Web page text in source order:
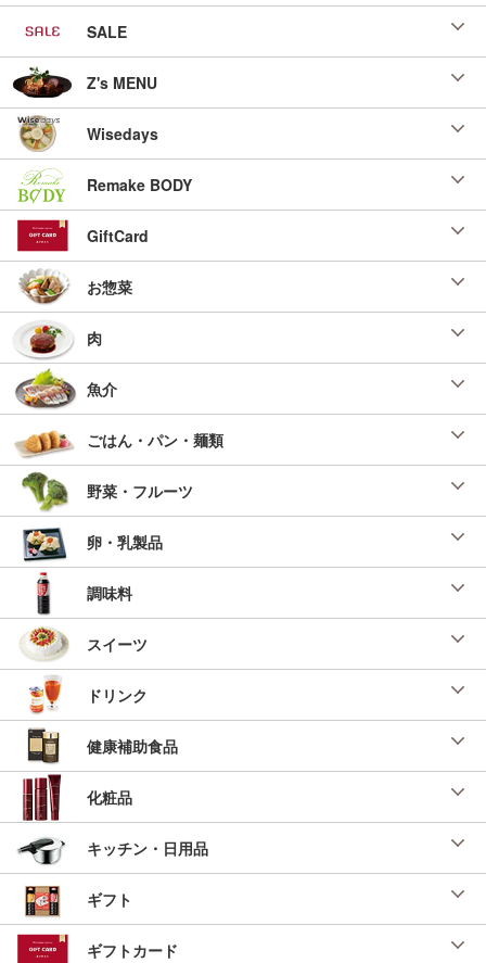
投稿日：2023/04/26 投稿者：SL Creations
オレンジのフレンチトーストマンゴー添え
「新・ベーシックごはん」 （２Ｗセレクション
投稿日：2023/02/01 投稿者：SL Creations
「新・ベーシックごはん」 （２Ｗセレクション
２０２３年３月後半号）
投稿日：2023/02/01 投稿者：SL Creations
「ＳＬセレクトアレンジメニュー（時短派）」
（２Ｗセレクション２０２２年１０月前半号）
投稿日：2022/08/24 投稿者：SL Creations
２０２２年 無料お試し食事会「サマー」（３
投稿日：2022/06/27 投稿者：SL Creations
４Ｘチキンのフォカッチャサンド
えび天とほうれん草のフォカッチャサンド
ョン２０２２年７月前半号） 『レンジで簡単！
り派」アレンジレシピ！
肉フェスティバル２０２２」 （美味安心２０２
２年 ５号）
投稿日：2022/03/31 投稿者：SL Creations
ん」 （美味安心
２０２２年 ５号）
投稿日：2022/03/31 投稿者：SL Creations
「おうちバル」 （美味安心２０２２
年 ４号）
SALE
Z's MENU
Wisedays
Remake BODY
GiftCard
お惣菜
肉
魚介
ごはん・パン・麺類
野菜・フルーツ
卵・乳製品
調味料
スイーツ
ドリンク
健康補助食品
化粧品
キッチン・日用品
ギフト
ギフトカード